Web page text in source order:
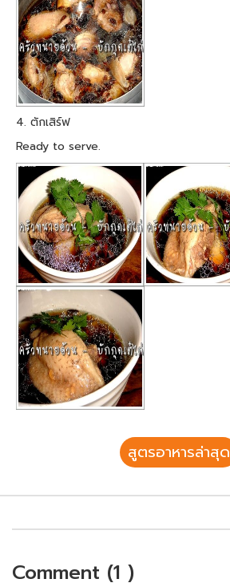
4. ตักเสิร์ฟ
Ready to serve.
สูตรอาหารล่าสุด
Comment (1 )